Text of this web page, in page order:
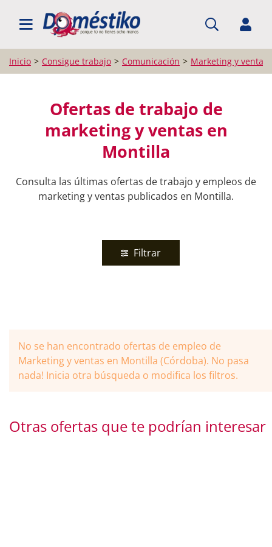
BUSCAR EMPLEO
Inicio Consigue trabajo Comunicación Marketing y ventas
Ofertas de trabajo de
marketing y ventas en
Montilla
Consulta las últimas ofertas de trabajo y empleos de
marketing y ventas publicados en Montilla.
Filtrar
No se han encontrado ofertas de empleo de
Marketing y ventas en Montilla (Córdoba). No pasa
nada! Inicia otra búsqueda o modifica los filtros.
Otras ofertas que te podrían interesar